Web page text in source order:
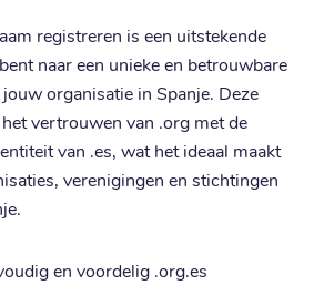
registreren is een uitstekende
naar een unieke en betrouwbare
organisatie in Spanje. Deze
vertrouwen van .org met de
van .es, wat het ideaal maakt
verenigingen en stichtingen
en voordelig .org.es